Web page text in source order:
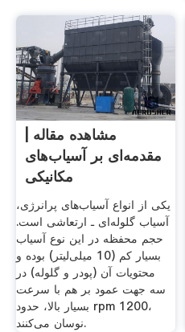
مشاهده مقاله |
مقدمه‌ای بر آسیاب‌های
مکانیکی
یکی از انواع آسیاب‌های پرانرژی،
آسیاب گلوله‌ای ـ ارتعاشی است.
حجم محفظه در این نوع آسیاب
بسیار کم (10 میلی‌لیتر) بوده و
محتویات آن (پودر و گلوله) در
سه جهت عمود بر هم با سرعت
بسیار بالا، حدود rpm 1200،
نوسان می‌کنند.